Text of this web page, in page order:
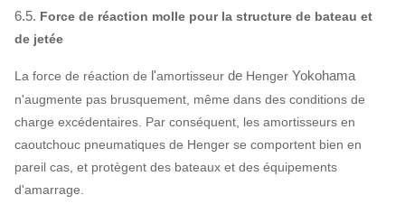
6.5. Force de réaction molle pour la structure de bateau et
de jetée
La force de réaction de l'amortisseur de Henger Yokohama
n'augmente pas brusquement, même dans des conditions de
charge excédentaires. Par conséquent, les amortisseurs en
caoutchouc pneumatiques de Henger se comportent bien en
pareil cas, et protègent des bateaux et des équipements
d'amarrage.